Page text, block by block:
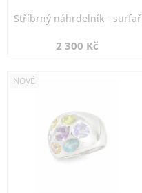
Stříbrný náhrdelník - surfař
2 300 Kč
NOVÉ